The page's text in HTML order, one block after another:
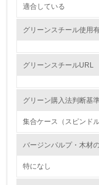
自社に関係する主要な
かしている
従業員が環境方針に基
適合している
グリーンスチール使用
グリーンスチールURL
グリーン購入法判断基
集合ケース（スピンドル
バージンパルプ・木材
特になし